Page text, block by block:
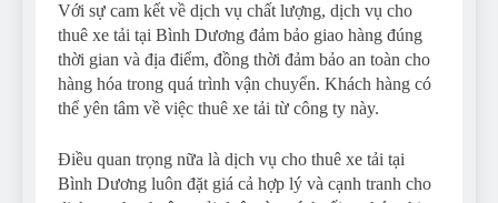
Với sự cam kết về dịch vụ chất lượng, dịch vụ cho
thuê xe tải tại Bình Dương đảm bảo giao hàng đúng
thời gian và địa điểm, đồng thời đảm bảo an toàn cho
hàng hóa trong quá trình vận chuyển. Khách hàng có
thể yên tâm về việc thuê xe tải từ công ty này.
Điều quan trọng nữa là dịch vụ cho thuê xe tải tại
Bình Dương luôn đặt giá cả hợp lý và cạnh tranh cho